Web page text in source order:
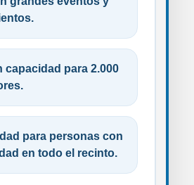
capacidad para 2.000
para personas con
en todo el recinto.